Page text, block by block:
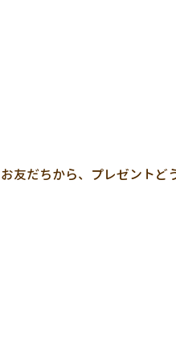
お友だちから、プレゼントど